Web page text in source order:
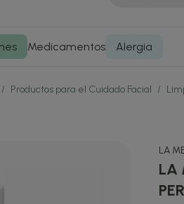
Medicamentos Alergia
/ Productos para el Cuidado Facial /
LA
LA